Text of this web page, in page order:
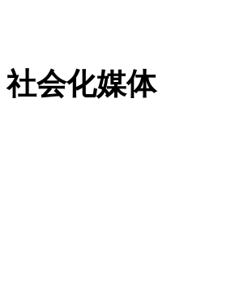
社会化媒体